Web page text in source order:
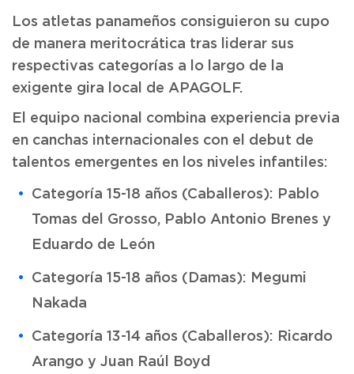
Los atletas panameños consiguieron su cupo
de manera meritocrática tras liderar sus
respectivas categorías a lo largo de la
exigente gira local de APAGOLF.
El equipo nacional combina experiencia previa
en canchas internacionales con el debut de
talentos emergentes en los niveles infantiles:
Categoría 15-18 años (Caballeros): Pablo
Tomas del Grosso, Pablo Antonio Brenes y
Eduardo de León
Categoría 15-18 años (Damas): Megumi
Nakada
Categoría 13-14 años (Caballeros): Ricardo
Arango y Juan Raúl Boyd